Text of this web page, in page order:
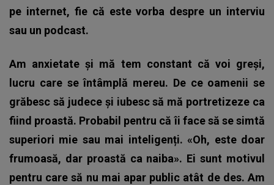
pe internet, fie că este vorba despre un interviu
sau un podcast.
Am anxietate și mă tem constant că voi greși,
lucru care se întâmplă mereu. De ce oamenii se
grăbesc să judece și iubesc să mă portretizeze ca
fiind proastă. Probabil pentru că îi face să se simtă
superiori mie sau mai inteligenți. «Oh, este doar
frumoasă, dar proastă ca naiba». Ei sunt motivul
pentru care să nu mai apar public atât de des. Am